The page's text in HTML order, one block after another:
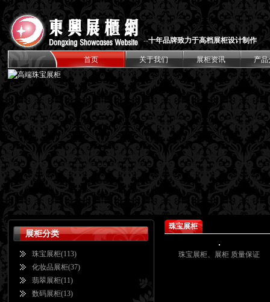
--十年品牌致力于高档展柜设计制作
首页 关于我们 展柜资讯 产品
展柜分类
珠宝展柜(113)
化妆品展柜(37)
翡翠展柜(11)
数码展柜(13)
珠宝展柜
珠宝展柜、展柜 质量保证